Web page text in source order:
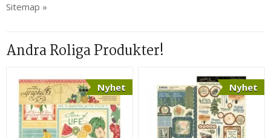
Sitemap »
Andra Roliga Produkter!
Nyhet Nyhet